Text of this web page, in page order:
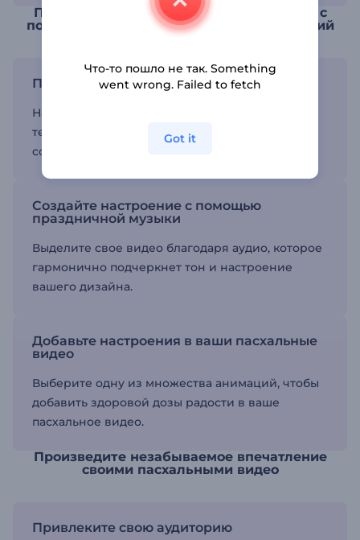
Поделитесь праздничным настроением с
помощью Пасхальных видео поздравлений
Персонализируйте свою анимацию
Настройте свои пасхальные видео, изменив
текст, цвета и визуальные эффекты
соответственно вашей теме.
Создайте настроение с помощью
праздничной музыки
Выделите свое видео благодаря аудио, которое
гармонично подчеркнет тон и настроение
вашего дизайна.
Добавьте настроения в ваши пасхальные
видео
Выберите одну из множества анимаций, чтобы
добавить здоровой дозы радости в ваше
пасхальное видео.
Произведите незабываемое впечатление
своими пасхальными видео
Привлеките свою аудиторию
Что-то пошло не так. Something
went wrong. Failed to fetch
Got it